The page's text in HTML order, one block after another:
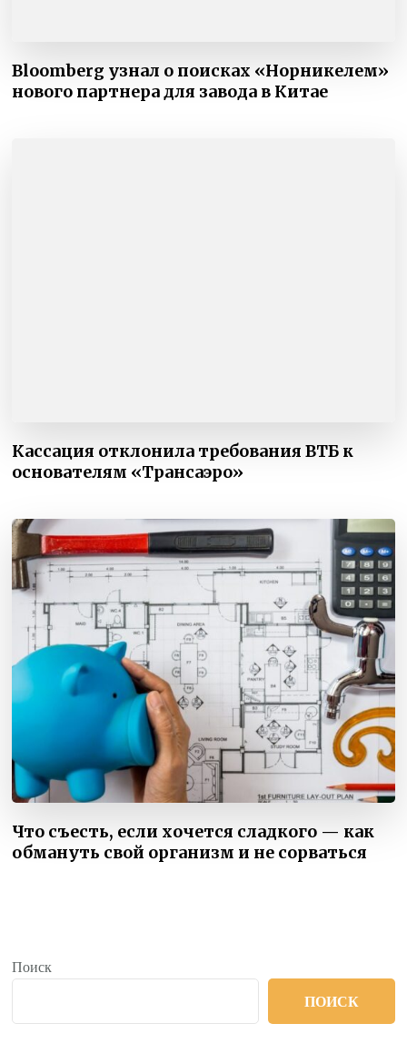
Bloomberg узнал о поисках «Норникелем»
нового партнера для завода в Китае
Кассация отклонила требования ВТБ к
основателям «Трансаэро»
Что съесть, если хочется сладкого — как
обмануть свой организм и не сорваться
Поиск
ПОИСК